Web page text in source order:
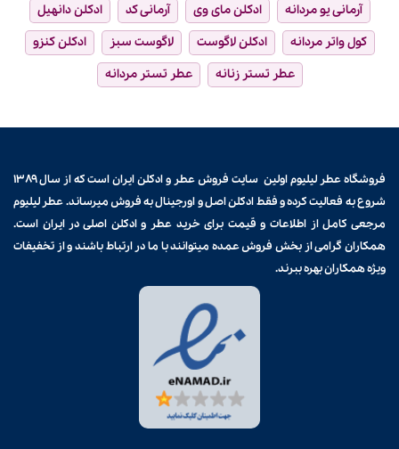
آرمانی یو مردانه
ادکلن مای وی آرمانی کد
ادکلن دانهیل
کول واتر مردانه
ادکلن لاگوست لاگوست سبز
ادکلن کنزو
عطر تستر زنانه
عطر تستر مردانه
فروشگاه عطر لیلیوم اولین سایت فروشعطر و ادکلن
ایران است که از سال ۱۳۸۹
شروع به فعالیت کرده و فقط ادکلن اصل و اورجینال به فروش میرساند. عطر لیلیوم
مرجعی کامل از اطلاعات و قیمت برایخرید عطر و ادکلن اصلی در ایران است.
همکاران گرامی از بخش فروش عمده میتوانند با ما در ارتباط باشند و از تخفیفات
ویژه همکاران بهره ببرند.